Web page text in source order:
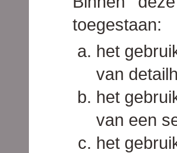
toegestaan:
het
van
het
van een
het